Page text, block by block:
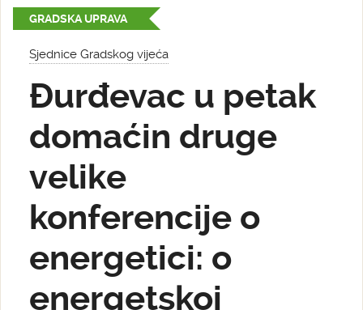
GRADSKA UPRAVA
Sjednice Gradskog vijeća
Đurđevac u petak
domaćin druge
velike
konferencije o
energetici: o
energetskoj